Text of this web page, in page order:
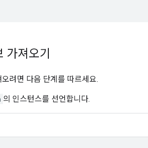
가져오기
려면 다음 단계를 따르세요.
의 인스턴스를 선언합니다.